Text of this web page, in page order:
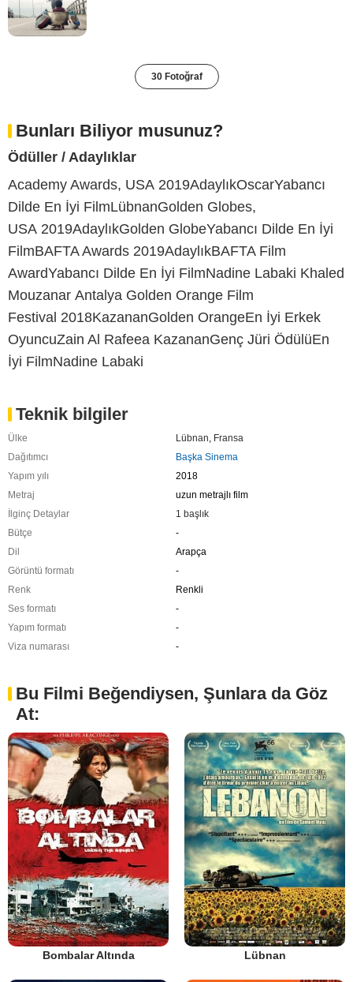
30 Fotoğraf
Bunları Biliyor musunuz?
Ödüller / Adaylıklar
Academy Awards, USA 2019AdaylıkOscarYabancı
Dilde En İyi FilmLübnanGolden Globes,
USA 2019AdaylıkGolden GlobeYabancı Dilde En İyi
FilmBAFTA Awards 2019AdaylıkBAFTA Film
AwardYabancı Dilde En İyi FilmNadine Labaki Khaled
Mouzanar Antalya Golden Orange Film
Festival 2018KazananGolden OrangeEn İyi Erkek
OyuncuZain Al Rafeea KazananGenç Jüri ÖdülüEn
İyi FilmNadine Labaki
Teknik bilgiler
Ülke Lübnan Fransa
Dağıtımcı
Başka Sinema
Yapım yılı
2018
Metraj
uzun metrajlı film
İlginç Detaylar
1 başlık
Bütçe
-
Dil
Arapça
Görüntü formatı
-
Renk
Renkli
Ses formatı
-
Yapım formatı
-
Viza numarası
-
Bu Filmi Beğendiysen, Şunlara da Göz
At:
Bombalar Altında Lübnan